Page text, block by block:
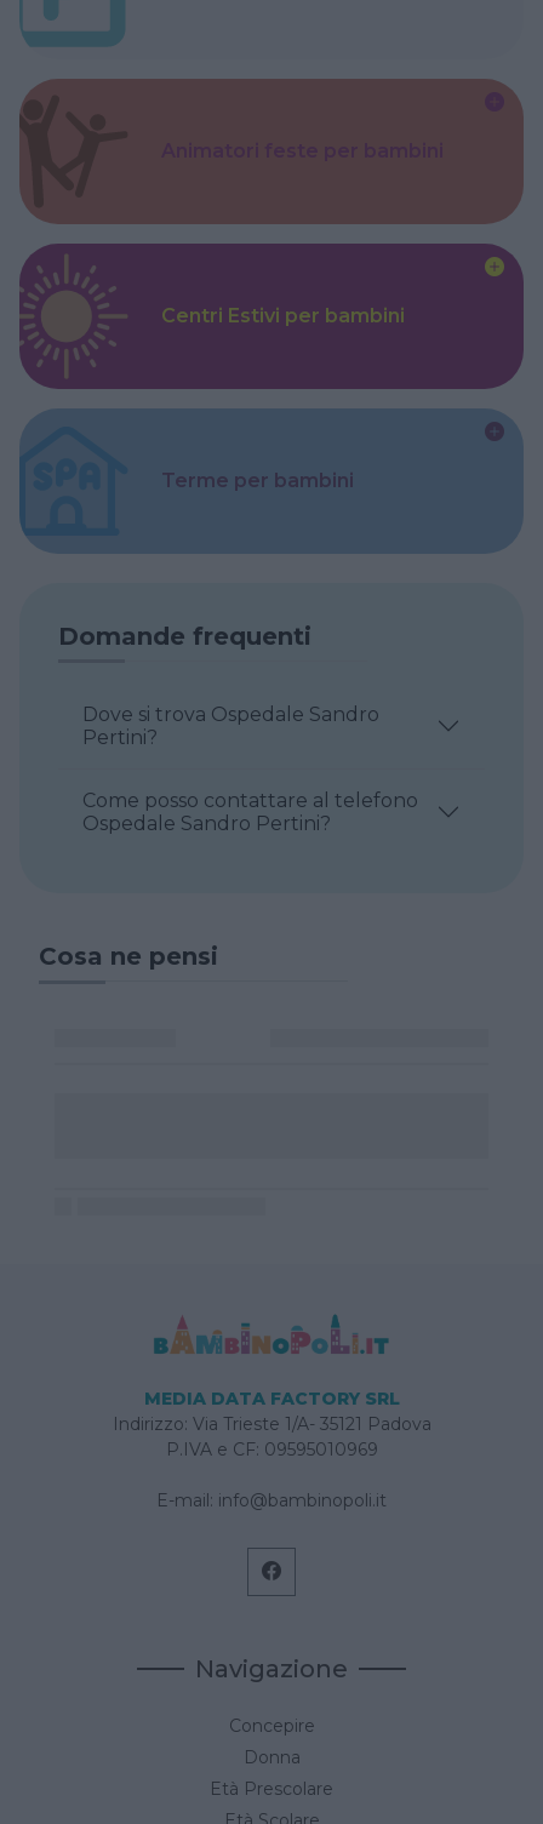
Centri Estivi per bambini
Terme per bambini
Domande frequenti
Dove si trova Ospedale Sandro
Pertini?
Come posso contattare al telefono
Ospedale Sandro Pertini?
Cosa ne pensi
MEDIA DATA FACTORY SRL
Indirizzo: Via Trieste 1/A- 35121 Padova
P.IVA e CF: 09595010969
E-mail: info@bambinopoli.it
Navigazione
Concepire
Donna
Età Prescolare